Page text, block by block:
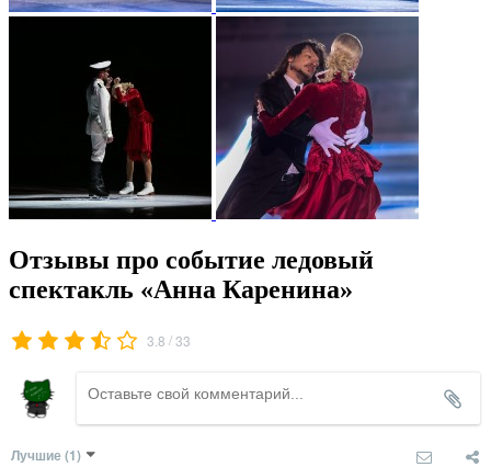
Отзывы про событие ледовый
спектакль «Анна Каренина»
3.8 /33
Лучшие (1)